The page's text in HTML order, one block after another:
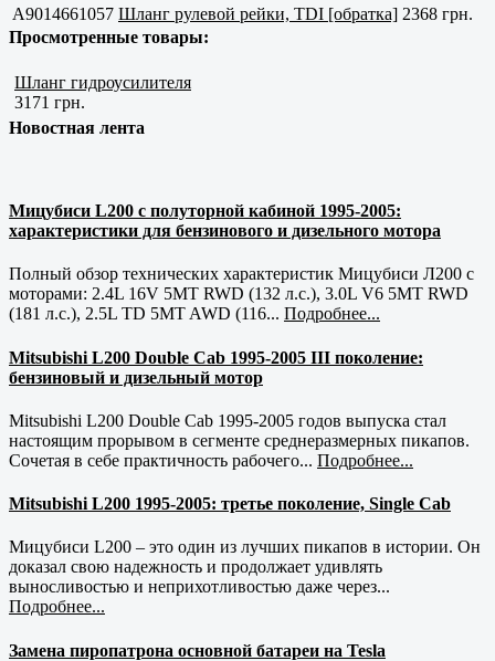
A9014661057 Шланг рулевой рейки, TDI [обратка] 2368 грн.
Просмотренные товары:
Шланг гидроусилителя
3171 грн.
Новостная лента
Мицубиси L200 с полуторной кабиной 1995-2005:
характеристики для бензинового и дизельного мотора
Полный обзор технических характеристик Мицубиси Л200 с
моторами: 2.4L 16V 5MT RWD (132 л.с.), 3.0L V6 5MT RWD
(181 л.с.), 2.5L TD 5MT AWD (116... Подробнее...
Mitsubishi L200 Double Cab 1995-2005 III поколение:
бензиновый и дизельный мотор
Mitsubishi L200 Double Cab 1995-2005 годов выпуска стал
настоящим прорывом в сегменте среднеразмерных пикапов.
Сочетая в себе практичность рабочего... Подробнее...
Mitsubishi L200 1995-2005: третье поколение, Single Cab
Мицубиси L200 – это один из лучших пикапов в истории. Он
доказал свою надежность и продолжает удивлять
выносливостью и неприхотливостью даже через...
Подробнее...
Замена пиропатрона основной батареи на Tesla